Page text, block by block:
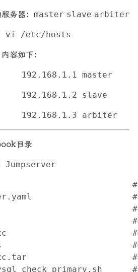
务器： master slave arbiter
vi /etc/hosts
内容如下：
192.168.1.1 master
192.168.1.2 slave
192.168.1.3 arbiter
目录
Jumpserver
# 主
#
#
#
#
#
#
#